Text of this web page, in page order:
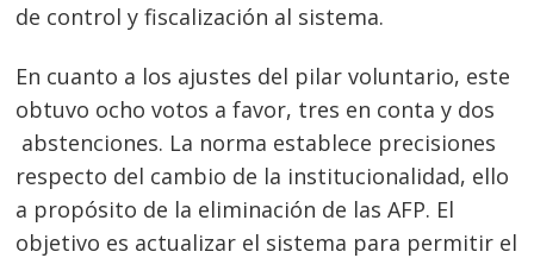
de control y fiscalización al sistema.
En cuanto a los ajustes del pilar voluntario, este
obtuvo ocho votos a favor, tres en conta y dos
abstenciones. La norma establece precisiones
respecto del cambio de la institucionalidad, ello
a propósito de la eliminación de las AFP. El
objetivo es actualizar el sistema para permitir el